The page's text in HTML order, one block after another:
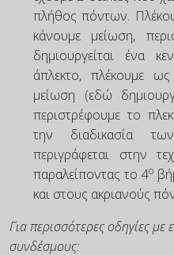
πλήθος πόντων.
κάνουμε μείωση,
δημιουργείται ένα
άπλεκτο, πλέκουμε
μείωση (εδώ
περιστρέφουμε το
την διαδικασία
περιγράφεται στην
παραλείποντας το 4ο
και στους ακριανούς
Για περισσότερες οδηγίες με
συνδέσμους: